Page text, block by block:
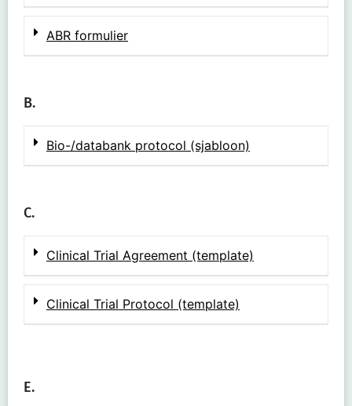
ABR formulier
B.
Bio-/databank protocol (sjabloon)
C.
Clinical Trial Agreement (template)
Clinical Trial Protocol (template)
E.